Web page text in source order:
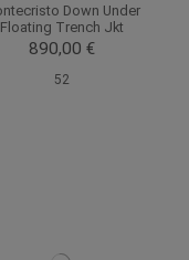
Down Under
Floating Trench Jkt
890,00 €
52